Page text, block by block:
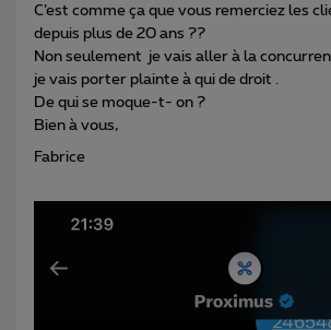
C’est comme ça que vous remerciez les
depuis plus de 20 ans ??
Non seulement je vais aller à la
je vais porter plainte à qui de droit .
De qui se moque-t- on ?
Bien à vous,
Fabrice